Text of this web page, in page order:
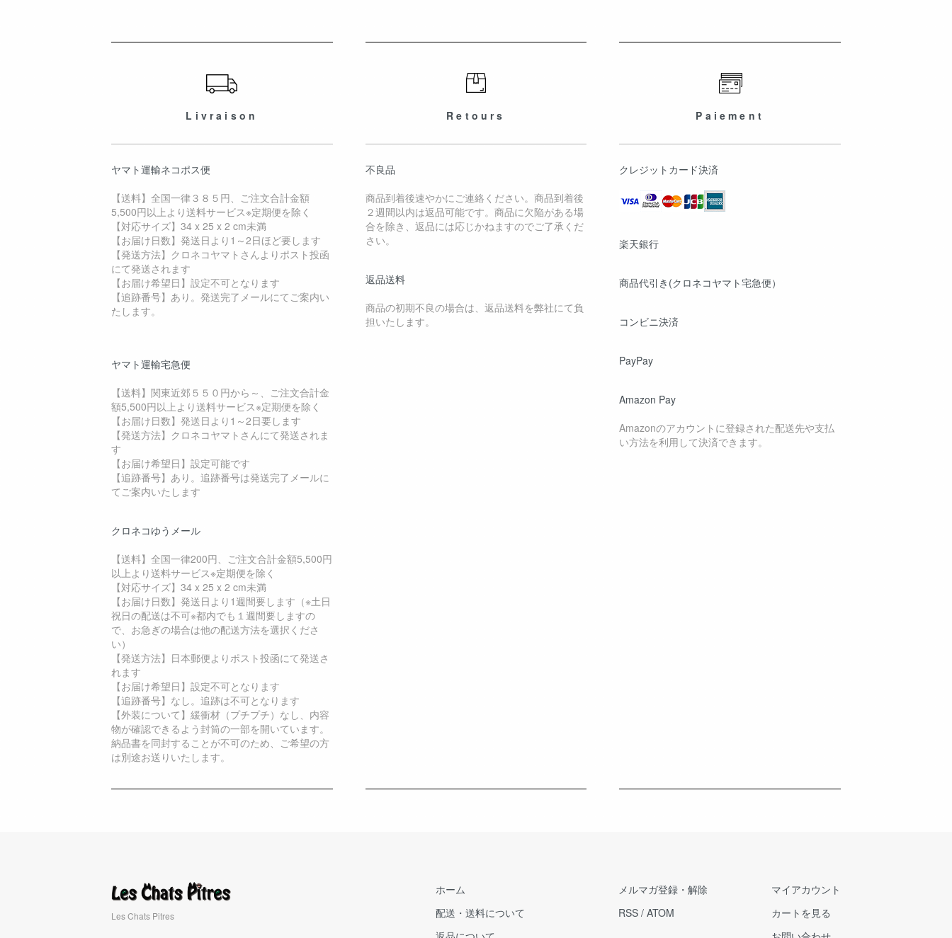
Livraison
ヤマト運輸ネコポス便
【送料】全国一律３８５円、ご注文合計金額
5,500円以上より送料サービス※定期便を除く
【対応サイズ】34 x 25 x 2 cm未満
【お届け日数】発送日より1～2日ほど要します
【発送方法】クロネコヤマトさんよりポスト投函
にて発送されます
【お届け希望日】設定不可となります
【追跡番号】あり。発送完了メールにてご案内い
たします。
ヤマト運輸宅急便
【送料】関東近郊５５０円から～、ご注文合計金
額5,500円以上より送料サービス※定期便を除く
【お届け日数】発送日より1～2日要します
【発送方法】クロネコヤマトさんにて発送されま
す
【お届け希望日】設定可能です
【追跡番号】あり。追跡番号は発送完了メールに
てご案内いたします
クロネコゆうメール
【送料】全国一律200円、ご注文合計金額5,500円
以上より送料サービス※定期便を除く
【対応サイズ】34 x 25 x 2 cm未満
【お届け日数】発送日より1週間要します（※土日
祝日の配送は不可※都内でも１週間要しますの
で、お急ぎの場合は他の配送方法を選択くださ
い）
【発送方法】日本郵便よりポスト投函にて発送さ
れます
【お届け希望日】設定不可となります
【追跡番号】なし。追跡は不可となります
【外装について】緩衝材（プチプチ）なし、内容
物が確認できるよう封筒の一部を開いています。
納品書を同封することが不可のため、ご希望の方
は別途お送りいたします。
Retours
不良品
商品到着後速やかにご連絡ください。商品到着後
２週間以内は返品可能です。商品に欠陥がある場
合を除き、返品には応じかねますのでご了承くだ
さい。
返品送料
商品の初期不良の場合は、返品送料を弊社にて負
担いたします。
Paiement
クレジットカード決済
楽天銀行
商品代引き(クロネコヤマト宅急便）
コンビニ決済
PayPay
Amazon Pay
Amazonのアカウントに登録された配送先や支払
い方法を利用して決済できます。
Les Chats Pitres
ホーム
配送・送料について
メルマガ登録・解除
RSS / ATOM
マイアカウント
カートを見る